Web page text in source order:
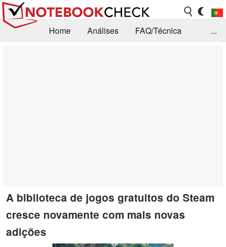
Home Análises
FAQ/Técnica
...
A biblioteca de jogos gratuitos do Steam
cresce novamente com mais novas
adições